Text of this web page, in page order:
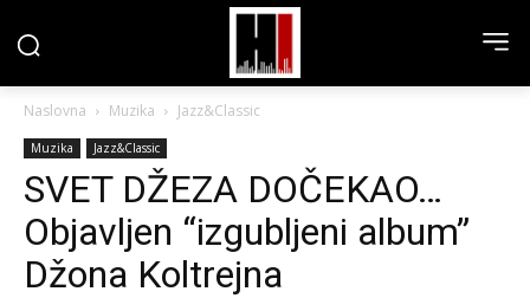
Naslovna Muzika Jazz&Classic
Muzika Jazz&Classic
SVET DŽEZA DOČEKAO…
Objavljen “izgubljeni album”
Džona Koltrejna